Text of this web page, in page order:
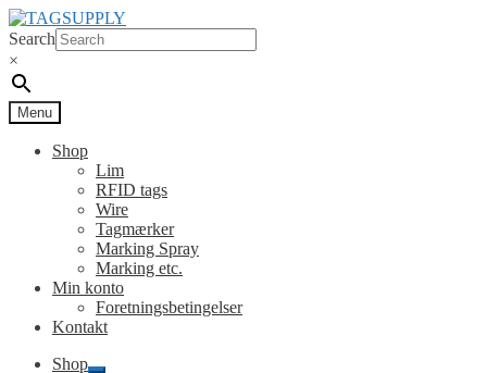
Spring
til
navigation
Spring
til
indhold
Search
×
Menu
Shop
Lim
RFID tags
Wire
Tagmærker
Marking Spray
Marking etc.
Min konto
Foretningsbetingelser
Kontakt
Shop